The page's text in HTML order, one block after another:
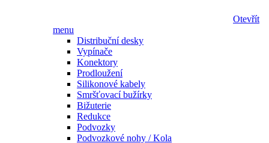
Otevřít
menu
Distribuční desky
Vypínače
Konektory
Prodloužení
Silikonové kabely
Smršťovací bužírky
Bižuterie
Redukce
Podvozky
Podvozkové nohy / Kola